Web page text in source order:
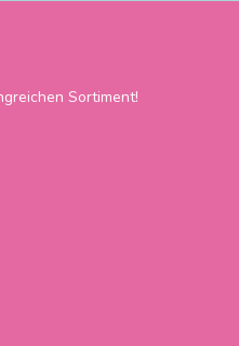
Sortiment!